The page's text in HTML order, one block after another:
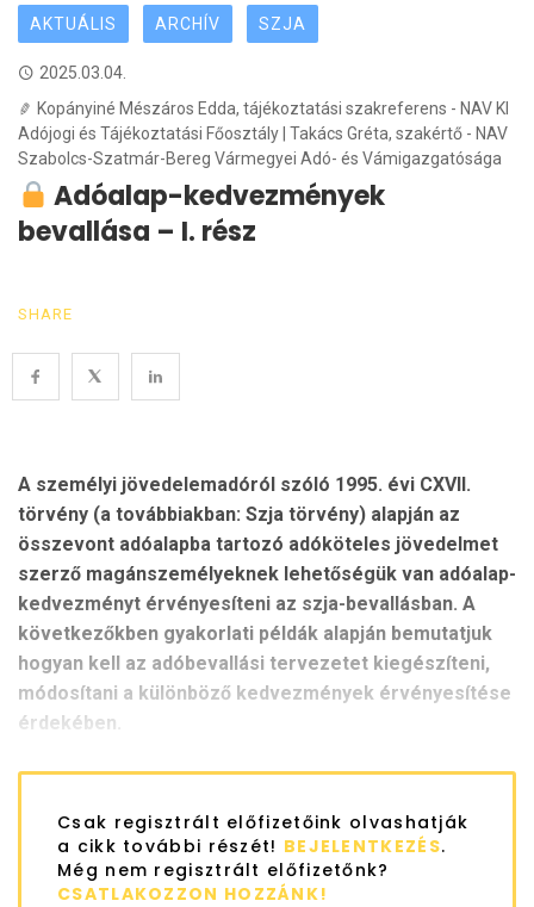
AKTUÁLIS ARCHÍV SZJA
2025.03.04.
Kopányiné Mészáros Edda, tájékoztatási szakreferens - NAV KI
Adójogi és Tájékoztatási Főosztály | Takács Gréta, szakértő - NAV
Szabolcs-Szatmár-Bereg Vármegyei Adó- és Vámigazgatósága
Adóalap-kedvezmények
bevallása – I. rész
SHARE
A személyi jövedelemadóról szóló 1995. évi CXVII.
törvény (a továbbiakban: Szja törvény) alapján az
összevont adóalapba tartozó adóköteles jövedelmet
szerző magánszemélyeknek lehetőségük van adóalap-
kedvezményt érvényesíteni az szja-bevallásban. A
következőkben gyakorlati példák alapján bemutatjuk
hogyan kell az adóbevallási tervezetet kiegészíteni,
módosítani a különböző kedvezmények érvényesítése
érdekében.
Csak regisztrált előfizetőink olvashatják
a cikk további részét! BEJELENTKEZÉS.
Még nem regisztrált előfizetőnk?
CSATLAKOZZON HOZZÁNK!